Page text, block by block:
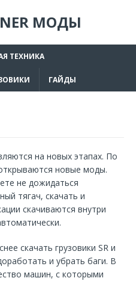
МОДЫ
ТЕХНИКА
ГАЙДЫ
на новых этапах. По
новые моды.
не дожидаться
тягач, скачать и
скачиваются внутри
скачать грузовики SR и
и убрать баги. В
машин, с которыми